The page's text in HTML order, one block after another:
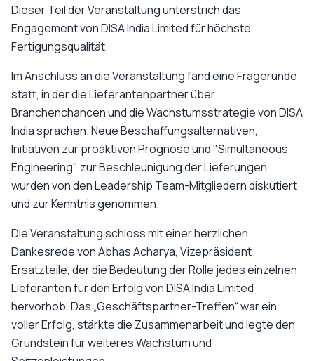
Dieser Teil der Veranstaltung unterstrich das
Engagement von DISA India Limited für höchste
Fertigungsqualität.
Im Anschluss an die Veranstaltung fand eine Fragerunde
statt, in der die Lieferantenpartner über
Branchenchancen und die Wachstumsstrategie von DISA
India sprachen. Neue Beschaffungsalternativen,
Initiativen zur proaktiven Prognose und "Simultaneous
Engineering" zur Beschleunigung der Lieferungen
wurden von den Leadership Team-Mitgliedern diskutiert
und zur Kenntnis genommen.
Die Veranstaltung schloss mit einer herzlichen
Dankesrede von Abhas Acharya, Vizepräsident
Ersatzteile, der die Bedeutung der Rolle jedes einzelnen
Lieferanten für den Erfolg von DISA India Limited
hervorhob. Das „Geschäftspartner-Treffen“ war ein
voller Erfolg, stärkte die Zusammenarbeit und legte den
Grundstein für weiteres Wachstum und